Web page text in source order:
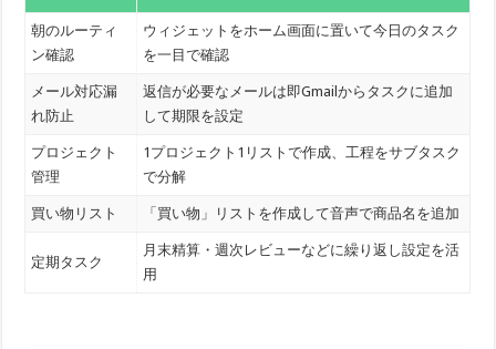
朝のルーティ
ン確認
ウィジェットをホーム画面に置いて今日のタスク
を一目で確認
メール対応漏
れ防止
返信が必要なメールは即Gmailからタスクに追加
して期限を設定
プロジェクト
管理
1プロジェクト1リストで作成、工程をサブタスク
で分解
買い物リスト 「買い物」リストを作成して音声で商品名を追加
定期タスク
月末精算・週次レビューなどに繰り返し設定を活
用